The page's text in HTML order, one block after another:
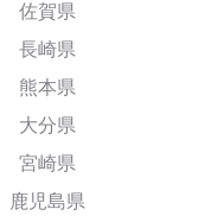
佐賀県
長崎県
熊本県
大分県
宮崎県
鹿児島県